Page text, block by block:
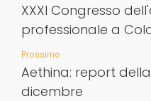
XXXI Congresso
professionale a
Prossimo
Aethina: report della
dicembre